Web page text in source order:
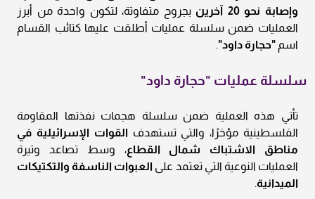
وإصابة نحو 20 آخرين
بجروح متفاوتة، لتكون واحدة من أبرز
العمليات ضمن سلسلة عمليات أطلقت عليها كتائب القسام
اسم "حجارة داود".
سلسلة عمليات "حجارة داود"
تأتي هذه العملية ضمن سلسلة هجمات نفذتها المقاومة
الفلسطينية مؤخرًا، والتي تستهدف القوات الإسرائيلية في
مناطق الاشتباك شمال القطاع، وسط تصاعد وتيرة
العمليات النوعية التي تعتمد على العبوات الناسفة والتكتيكات
الميدانية.